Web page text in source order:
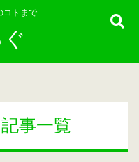
コトまで
事一覧